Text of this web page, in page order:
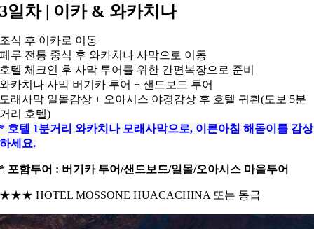
3일차 | 이카 & 와카치나
조식 후 이카로 이동
페루 전통 중식 후 와카치나 사막으로 이동
호텔 체크인 후 사막 투어를 위한 간편복장으로 준비
와카치나 사막 버기카 투어 + 샌드보드 투어
모래사막 일몰감상 + 오아시스 야경감상 후 호텔 귀환(도보 5분
거리 호텔)
* 호텔 1분거리 와카치나 모래사막으로, 이른아침 해돋이를 감상
하세요.
* 포함투어 : 버기카 투어/샌드보드/일몰/오아시스 마을투어
★★★ HOTEL MOSSONE HUACACHINA 또는 동급